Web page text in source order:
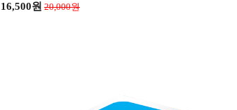
16,500원 20,000원